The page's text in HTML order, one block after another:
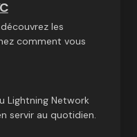
les
comment vous
Lightning Network
servir au quotidien.